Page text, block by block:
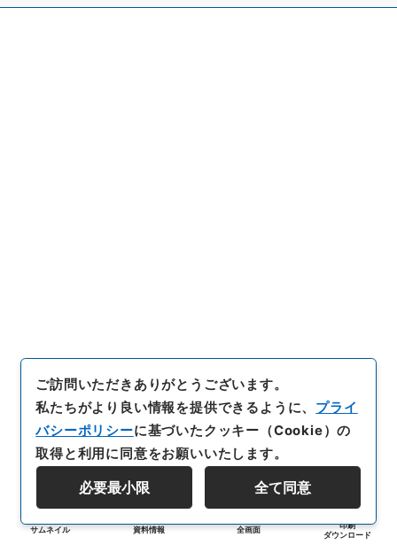
サムネイル 資料情報 全画面
印刷
ダウンロード
ご訪問いただきありがとうございます。
私たちがより良い情報を提供できるように、 プライ
バシーポリシーに基づいたクッキー（Cookie）の
取得と利用に同意をお願いいたします。
必要最小限 全て同意